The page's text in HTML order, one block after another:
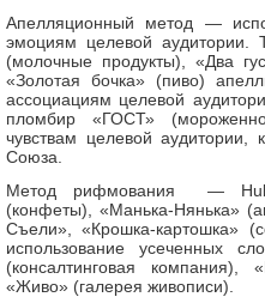
Апелляционный метод —
эмоциям целевой аудитории.
(молочные продукты), «Два
«Золотая бочка» (пиво)
ассоциациям целевой
пломбир «ГОСТ»
чувствам целевой аудитории,
Союза.
Метод рифмования —
(конфеты), «Манька-Нянька»
Съели», «Крошка-картошка»
использование усеченных
(консалтинговая компания),
«Живо» (галерея живописи).